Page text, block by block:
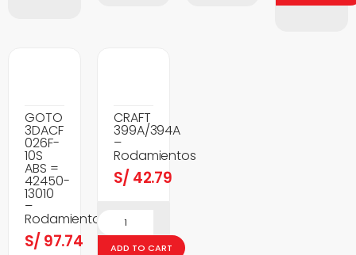
GOTO
3DACF
026F-
10S
ABS =
42450-
13010
–
Rodamientos
S/ 97.74
CRAFT
399A/394A
–
Rodamientos
S/ 42.79
ADD TO CART